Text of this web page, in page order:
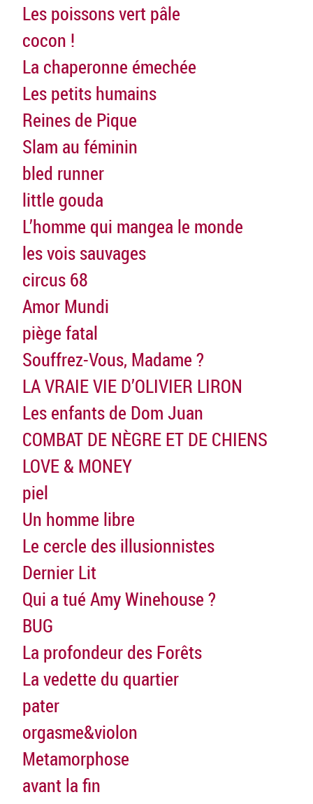
Les poissons vert pâle
cocon !
La chaperonne émechée
Les petits humains
Reines de Pique
Slam au féminin
bled runner
little gouda
L’homme qui mangea le monde
les vois sauvages
circus 68
Amor Mundi
piège fatal
Souffrez-Vous, Madame ?
LA VRAIE VIE D’OLIVIER LIRON
Les enfants de Dom Juan
COMBAT DE NÈGRE ET DE CHIENS
LOVE & MONEY
piel
Un homme libre
Le cercle des illusionnistes
Dernier Lit
Qui a tué Amy Winehouse ?
BUG
La profondeur des Forêts
La vedette du quartier
pater
orgasme&violon
Metamorphose
avant la fin